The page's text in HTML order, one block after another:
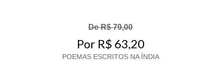
De R$ 79,00
Por R$ 63,20
POEMAS ESCRITOS NA ÍNDIA